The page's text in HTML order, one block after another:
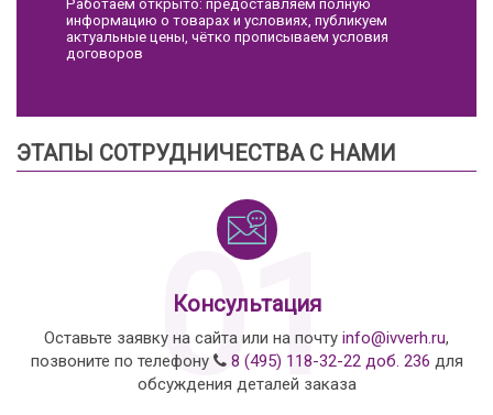
Работаем открыто: предоставляем полную
информацию о товарах и условиях, публикуем
актуальные цены, чётко прописываем условия
договоров
ЭТАПЫ СОТРУДНИЧЕСТВА С НАМИ
01
Консультация
Оставьте заявку на сайта или на почту info@ivverh.ru,
позвоните по телефону
8 (495) 118-32-22 доб. 236 для
обсуждения деталей заказа